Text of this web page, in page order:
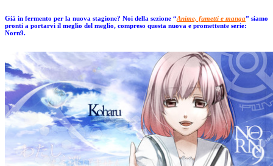
Già in fermento per la nuova stagione? Noi della sezione “Anime, fumetti e manga” siamo
pronti a portarvi il meglio del meglio, compreso questa nuova e promettente serie:
Norn9.